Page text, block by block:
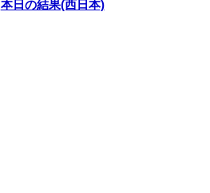
本日の結果(西日本)